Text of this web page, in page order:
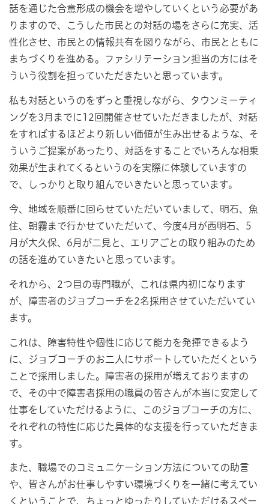
話を通じた合意形成の機会を増やしていくという必要があ
りますので、こうした市民との対話の場をさらに充実、活
性化させ、市民との情報共有を図りながら、市民とともに
まちづくりを進める。ファシリテーション担当の方にはそ
ういう役割を担っていただきたいと思っています。
私も対話というのをずっと重視しながら、タウンミーティ
ングを3月までに12回開催させていただきましたが、対話
をすればするほどより新しい価値が生み出せるような、そ
ういうご提案があったり、対話をすることでいろんな相乗
効果が生まれてくるというのを実際に体験していますの
で、しっかりと取り組んでいきたいと思っています。
今、地域を順番に回らせていただいていまして、明石、魚
住、朝霧まで行かせていただいて、今度4月が西明石、5
月が大久保、6月が二見と、エリアごとの取り組みのため
の話を進めていきたいと思っています。
それから、2つ目の専門職が、これは県内初になります
が、障害者のジョブコーチを2名採用させていただいてい
ます。
これは、障害特性や個性に応じて能力を発揮できるよう
に、ジョブコーチのお二人にサポートしていただくという
ことで採用しました。障害者の採用が増えておりますの
で、その中で障害者採用の職員の皆さんが本当に安定して
仕事をしていただけるように、このジョブコーチの方に、
それぞれの特性に応じた具体的な支援を行っていただきま
す。
また、職場でのコミュニケーション方法についての助言
や、皆さんがお仕事しやすい環境づくりを一緒に考えてい
くということで、ちょっとゆったりしていただけるスペー